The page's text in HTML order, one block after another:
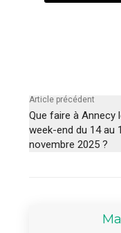
Article précédent
Que faire à Annecy
week-end du 14 au
novembre 2025 ?